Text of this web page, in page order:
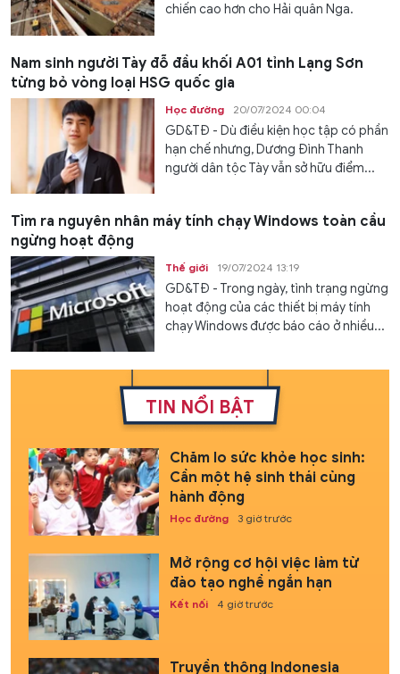
chiến cao hơn cho Hải quân Nga.
Nam sinh người Tày đỗ đầu khối A01 tỉnh Lạng Sơn
từng bỏ vòng loại HSG quốc gia
Học đường 20/07/2024 00:04
GD&TĐ - Dù điều kiện học tập có phần
hạn chế nhưng, Dương Đình Thanh
người dân tộc Tày vẫn sở hữu điểm...
Tìm ra nguyên nhân máy tính chạy Windows toàn cầu
ngừng hoạt động
Thế giới 19/07/2024 13:19
GD&TĐ - Trong ngày, tình trạng ngừng
hoạt động của các thiết bị máy tính
chạy Windows được báo cáo ở nhiều...
TIN NỔI BẬT
Chăm lo sức khỏe học sinh:
Cần một hệ sinh thái cùng
hành động
Học đường 3 giờ trước
Mở rộng cơ hội việc làm từ
đào tạo nghề ngắn hạn
Kết nối 4 giờ trước
Truyền thông Indonesia